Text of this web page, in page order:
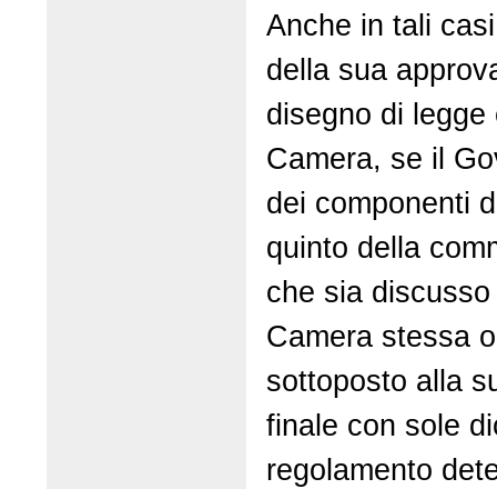
Anche in tali
della sua
disegno di
Camera, se il
dei componenti
quinto della
che sia
Camera stessa
sottoposto alla
finale con sole
regolamento